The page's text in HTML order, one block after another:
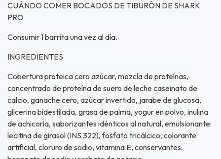
CUÁNDO COMER BOCADOS DE TIBURÓN DE SHARK
PRO
Consumir 1 barrita una vez al día.
INGREDIENTES
Cobertura proteica cero azúcar, mezcla de proteínas,
concentrado de proteína de suero de leche caseinato de
calcio, ganache cero, azúcar invertido, jarabe de glucosa,
glicerina bidestilada, grasa de palma, yogur en polvo, inulina
de achicoria, saborizantes idénticos al natural, emulsionante:
lecitina de girasol (INS 322), fosfato tricálcico, colorante
artificial, cloruro de sodio, vitamina E, conservantes: